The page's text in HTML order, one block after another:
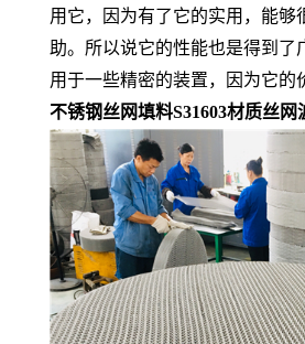
用它，因为有了它的实用，能够
助。所以说它的性能也是得到了
用于一些精密的装置，因为它的
不锈钢丝网填料S31603材质丝网